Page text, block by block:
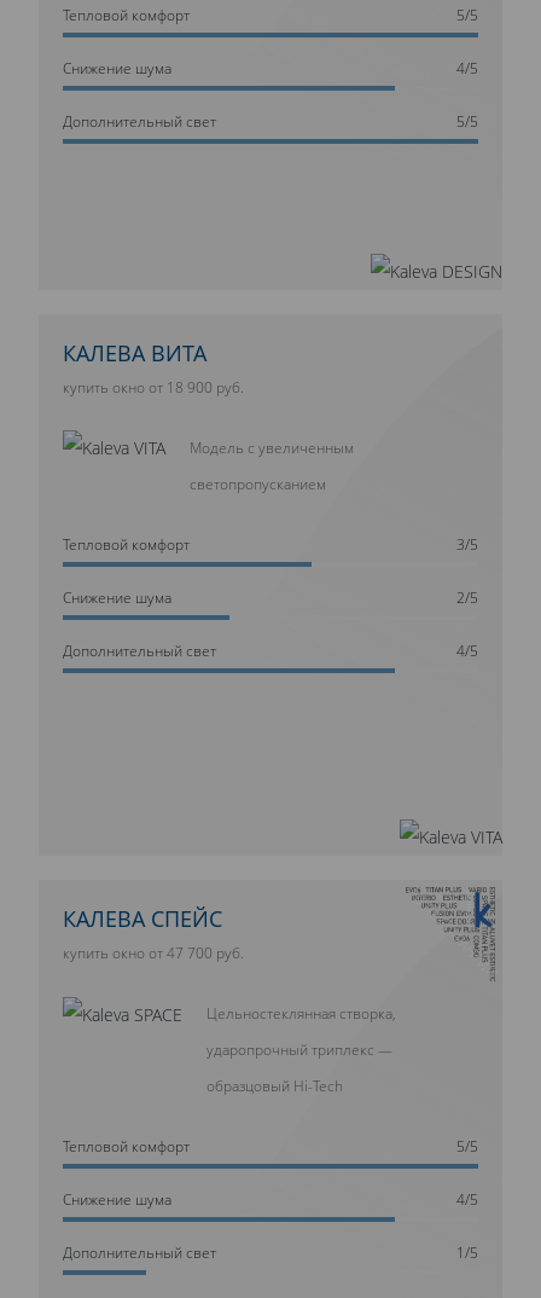
Тепловой комфорт 5/5
Cнижение шума 4/5
Дополнительный свет 5/5
КАЛЕВА ВИТА
купить окно от 18 900 руб.
Модель с увеличенным
светопропусканием
Тепловой комфорт 3/5
Cнижение шума 2/5
Дополнительный свет 4/5
10 ЛЕТ ГАРАНТИИ
КАЛЕВА СПЕЙС
купить окно от 47 700 руб.
Цельностеклянная створка,
ударопрочный триплекс —
образцовый Hi-Tech
Тепловой комфорт 5/5
Cнижение шума 4/5
Дополнительный свет 1/5